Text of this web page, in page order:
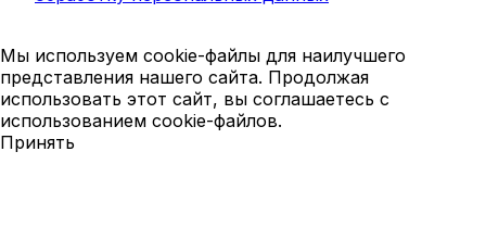
Мы используем cookie-файлы для наилучшего
представления нашего сайта. Продолжая
использовать этот сайт, вы соглашаетесь с
использованием cookie-файлов.
Принять